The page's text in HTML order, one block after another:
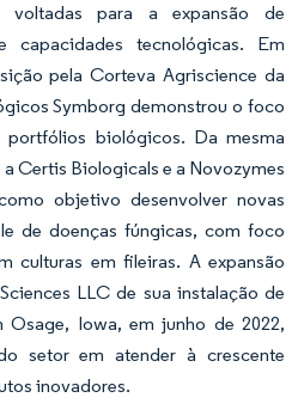
voltadas para a expansão de
tecnológicas. Em
pela Corteva Agriscience da
Symborg demonstrou o foco
biológicos. Da mesma
Certis Biologicals e a Novozymes
objetivo desenvolver novas
de doenças fúngicas, com foco
culturas em fileiras. A expansão
LLC de sua instalação de
Iowa, em junho de 2022,
setor em atender à crescente
inovadores.